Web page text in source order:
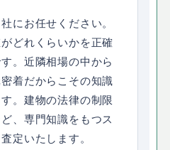
にお任せください。
どれくらいかを正確
。近隣相場の中から
着だからこその知識
。建物の法律の制限
、専門知識をもつス
定いたします。